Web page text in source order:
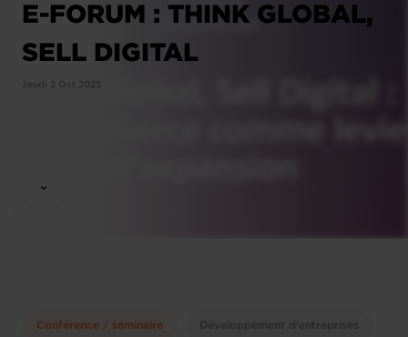
E-FORUM : THINK GLOBAL,
SELL DIGITAL
Jeudi 2 Oct 2025
Conférence / séminaire Développement d'entreprises